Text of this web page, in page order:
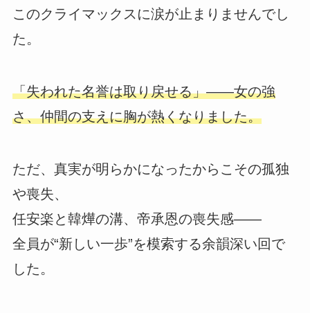
このクライマックスに涙が止まりませんでし
た。
「失われた名誉は取り戻せる」――女の強
さ、仲間の支えに胸が熱くなりました。
ただ、真実が明らかになったからこその孤独
や喪失、
任安楽と韓燁の溝、帝承恩の喪失感――
全員が“新しい一歩”を模索する余韻深い回で
した。